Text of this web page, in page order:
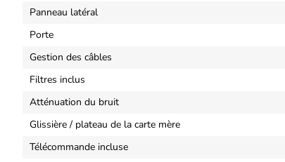
Panneau latéral
Porte
Gestion des câbles
Filtres inclus
Atténuation du bruit
Glissière / plateau de la carte mère
Télécommande incluse